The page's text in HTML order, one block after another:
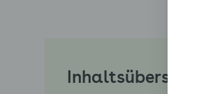
Inhaltsübersicht